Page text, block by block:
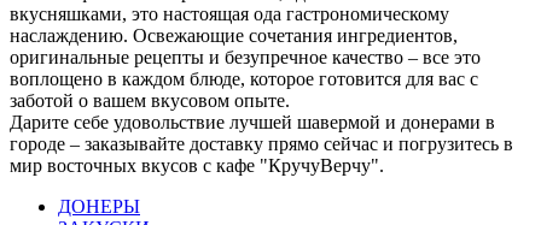
вкусняшками, это настоящая ода гастрономическому
наслаждению. Освежающие сочетания ингредиентов,
оригинальные рецепты и безупречное качество – все это
воплощено в каждом блюде, которое готовится для вас с
заботой о вашем вкусовом опыте.
Дарите себе удовольствие лучшей шавермой и донерами в
городе – заказывайте доставку прямо сейчас и погрузитесь в
мир восточных вкусов с кафе "КручуВерчу".
ДОНЕРЫ